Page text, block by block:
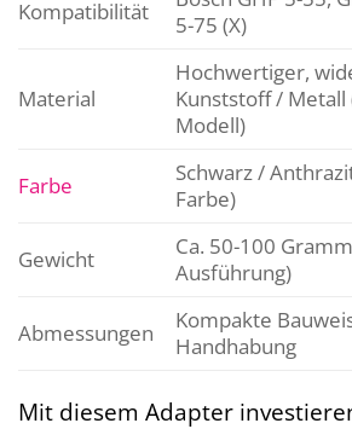
Kompatibilität
5-75 (X)
Material
Hochwertiger,
Kunststoff / Metall
Modell)
Farbe
Schwarz /
Farbe)
Gewicht
Ca. 50-100
Ausführung)
Abmessungen
Kompakte
Handhabung
Mit diesem Adapter